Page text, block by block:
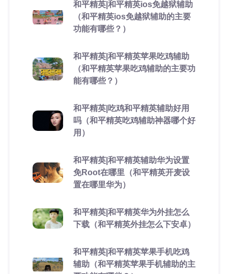
和平精英|和平精英ios免越狱辅助
（和平精英ios免越狱辅助的主要
功能有哪些？）
和平精英|和平精英苹果吃鸡辅助
（和平精英苹果吃鸡辅助的主要功
能有哪些？）
和平精英|吃鸡和平精英辅助好用
吗（和平精英吃鸡辅助神器哪个好
用）
和平精英|和平精英辅助华为设置
免Root在哪里（和平精英开麦设
置在哪里华为）
和平精英|和平精英华为外挂怎么
下载（和平精英外挂怎么下安卓）
和平精英|和平精英苹果手机吃鸡
辅助（和平精英苹果手机辅助的主